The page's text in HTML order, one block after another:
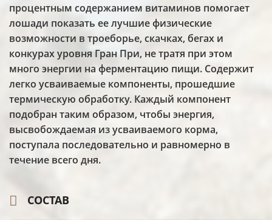
процентным содержанием витаминов помогает
лошади показать ее лучшие физические
возможности в троеборье, скачках, бегах и
конкурах уровня Гран При, не тратя при этом
много энергии на ферментацию пищи. Содержит
легко усваиваемые компоненты, прошедшие
термическую обработку. Каждый компонент
подобран таким образом, чтобы энергия,
высвобождаемая из усваиваемого корма,
поступала последовательно и равномерно в
течение всего дня.
СОСТАВ